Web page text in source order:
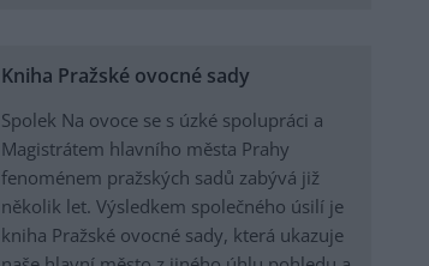
Kniha Pražské ovocné sady
Spolek Na ovoce se s úzké spolupráci a
Magistrátem hlavního města Prahy
fenoménem pražských sadů zabývá již
několik let. Výsledkem společného úsilí je
kniha Pražské ovocné sady, která ukazuje